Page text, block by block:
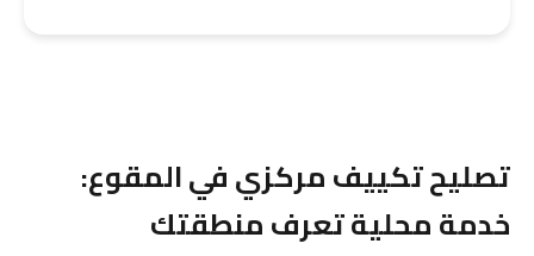
تصليح تكييف مركزي في المقوع:
خدمة محلية تعرف منطقتك